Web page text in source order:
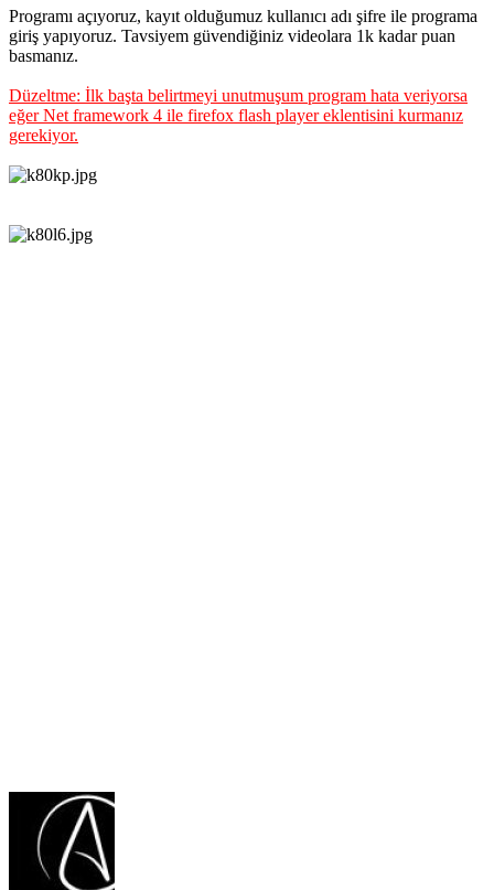
Programı açıyoruz, kayıt olduğumuz kullanıcı adı şifre ile programa
giriş yapıyoruz. Tavsiyem güvendiğiniz videolara 1k kadar puan
basmanız.
Düzeltme: İlk başta belirtmeyi unutmuşum program hata veriyorsa
eğer Net framework 4 ile firefox flash player eklentisini kurmanız
gerekiyor.